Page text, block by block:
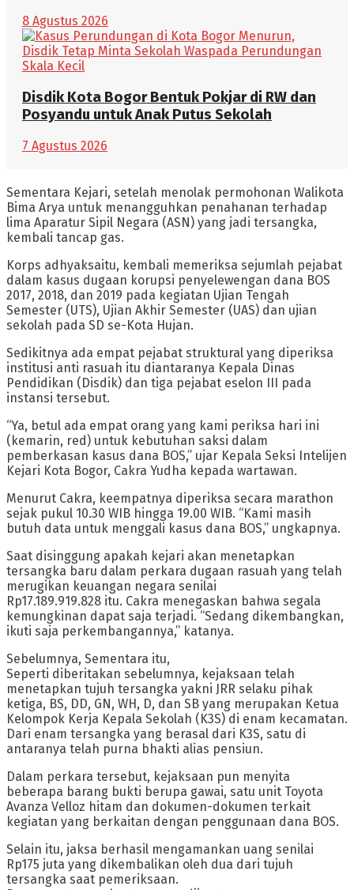
8 Agustus 2026
Disdik Kota Bogor Bentuk Pokjar di RW dan
Posyandu untuk Anak Putus Sekolah
7 Agustus 2026
Sementara Kejari, setelah menolak permohonan Walikota
Bima Arya untuk menangguhkan penahanan terhadap
lima Aparatur Sipil Negara (ASN) yang jadi tersangka,
kembali tancap gas.
Korps adhyaksaitu, kembali memeriksa sejumlah pejabat
dalam kasus dugaan korupsi penyelewengan dana BOS
2017, 2018, dan 2019 pada kegiatan Ujian Tengah
Semester (UTS), Ujian Akhir Semester (UAS) dan ujian
sekolah pada SD se-Kota Hujan.
Sedikitnya ada empat pejabat struktural yang diperiksa
institusi anti rasuah itu diantaranya Kepala Dinas
Pendidikan (Disdik) dan tiga pejabat eselon III pada
instansi tersebut.
“Ya, betul ada empat orang yang kami periksa hari ini
(kemarin, red) untuk kebutuhan saksi dalam
pemberkasan kasus dana BOS,” ujar Kepala Seksi Intelijen
Kejari Kota Bogor, Cakra Yudha kepada wartawan.
Menurut Cakra, keempatnya diperiksa secara marathon
sejak pukul 10.30 WIB hingga 19.00 WIB. “Kami masih
butuh data untuk menggali kasus dana BOS,” ungkapnya.
Saat disinggung apakah kejari akan menetapkan
tersangka baru dalam perkara dugaan rasuah yang telah
merugikan keuangan negara senilai
Rp17.189.919.828 itu. Cakra menegaskan bahwa segala
kemungkinan dapat saja terjadi. “Sedang dikembangkan,
ikuti saja perkembangannya,” katanya.
Sebelumnya, Sementara itu,
Seperti diberitakan sebelumnya, kejaksaan telah
menetapkan tujuh tersangka yakni JRR selaku pihak
ketiga, BS, DD, GN, WH, D, dan SB yang merupakan Ketua
Kelompok Kerja Kepala Sekolah (K3S) di enam kecamatan.
Dari enam tersangka yang berasal dari K3S, satu di
antaranya telah purna bhakti alias pensiun.
Dalam perkara tersebut, kejaksaan pun menyita
beberapa barang bukti berupa gawai, satu unit Toyota
Avanza Velloz hitam dan dokumen-dokumen terkait
kegiatan yang berkaitan dengan penggunaan dana BOS.
Selain itu, jaksa berhasil mengamankan uang senilai
Rp175 juta yang dikembalikan oleh dua dari tujuh
tersangka saat pemeriksaan.